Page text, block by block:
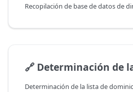
🔗 Determinación de la lista de
Determinación de la lista de